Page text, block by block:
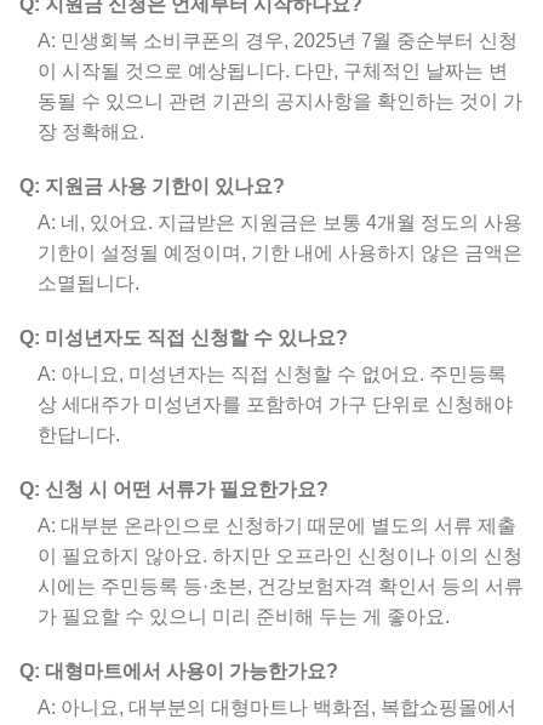
A: 민생회복 소비쿠폰의 경우, 2025년 7월 중순부터 신청
이 시작될 것으로 예상됩니다. 다만, 구체적인 날짜는 변
동될 수 있으니 관련 기관의 공지사항을 확인하는 것이 가
장 정확해요.
Q: 지원금 사용 기한이 있나요?
A: 네, 있어요. 지급받은 지원금은 보통 4개월 정도의 사용
기한이 설정될 예정이며, 기한 내에 사용하지 않은 금액은
소멸됩니다.
Q: 미성년자도 직접 신청할 수 있나요?
A: 아니요, 미성년자는 직접 신청할 수 없어요. 주민등록
상 세대주가 미성년자를 포함하여 가구 단위로 신청해야
한답니다.
Q: 신청 시 어떤 서류가 필요한가요?
A: 대부분 온라인으로 신청하기 때문에 별도의 서류 제출
이 필요하지 않아요. 하지만 오프라인 신청이나 이의 신청
시에는 주민등록 등·초본, 건강보험자격 확인서 등의 서류
가 필요할 수 있으니 미리 준비해 두는 게 좋아요.
Q: 대형마트에서 사용이 가능한가요?
A: 아니요, 대부분의 대형마트나 백화점, 복합쇼핑몰에서